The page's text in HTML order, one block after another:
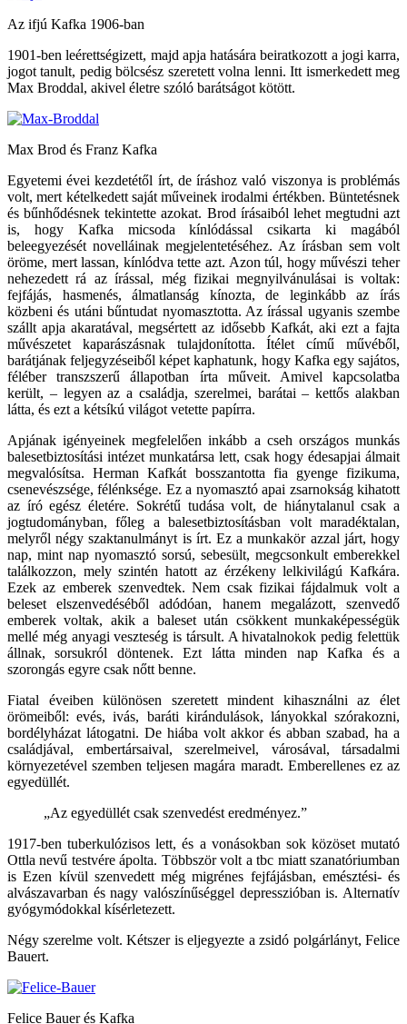
Az ifjú Kafka 1906-ban
1901-ben leérettségizett, majd apja hatására beiratkozott a jogi karra,
jogot tanult, pedig bölcsész szeretett volna lenni. Itt ismerkedett meg
Max Broddal, akivel életre szóló barátságot kötött.
Max Brod és Franz Kafka
Egyetemi évei kezdetétől írt, de íráshoz való viszonya is problémás
volt, mert kételkedett saját műveinek irodalmi értékben. Büntetésnek
és bűnhődésnek tekintette azokat. Brod írásaiból lehet megtudni azt
is, hogy Kafka micsoda kínlódással csikarta ki magából
beleegyezését novelláinak megjelentetéséhez. Az írásban sem volt
öröme, mert lassan, kínlódva tette azt. Azon túl, hogy művészi teher
nehezedett rá az írással, még fizikai megnyilvánulásai is voltak:
fejfájás, hasmenés, álmatlanság kínozta, de leginkább az írás
közbeni és utáni bűntudat nyomasztotta. Az írással ugyanis szembe
szállt apja akaratával, megsértett az idősebb Kafkát, aki ezt a fajta
művészetet kaparászásnak tulajdonította. Ítélet című művéből,
barátjának feljegyzéseiből képet kaphatunk, hogy Kafka egy sajátos,
féléber transzszerű állapotban írta műveit. Amivel kapcsolatba
került, – legyen az a családja, szerelmei, barátai – kettős alakban
látta, és ezt a kétsíkú világot vetette papírra.
Apjának igényeinek megfelelően inkább a cseh országos munkás
balesetbiztosítási intézet munkatársa lett, csak hogy édesapjai álmait
megvalósítsa. Herman Kafkát bosszantotta fia gyenge fizikuma,
csenevészsége, félénksége. Ez a nyomasztó apai zsarnokság kihatott
az író egész életére. Sokrétű tudása volt, de hiánytalanul csak a
jogtudományban, főleg a balesetbiztosításban volt maradéktalan,
melyről négy szaktanulmányt is írt. Ez a munkakör azzal járt, hogy
nap, mint nap nyomasztó sorsú, sebesült, megcsonkult emberekkel
találkozzon, mely szintén hatott az érzékeny lelkivilágú Kafkára.
Ezek az emberek szenvedtek. Nem csak fizikai fájdalmuk volt a
beleset elszenvedéséből adódóan, hanem megalázott, szenvedő
emberek voltak, akik a baleset után csökkent munkaképességük
mellé még anyagi veszteség is társult. A hivatalnokok pedig felettük
állnak, sorsukról döntenek. Ezt látta minden nap Kafka és a
szorongás egyre csak nőtt benne.
Fiatal éveiben különösen szeretett mindent kihasználni az élet
örömeiből: evés, ivás, baráti kirándulások, lányokkal szórakozni,
bordélyházat látogatni. De hiába volt akkor és abban szabad, ha a
családjával, embertársaival, szerelmeivel, városával, társadalmi
környezetével szemben teljesen magára maradt. Emberellenes ez az
egyedüllét.
„Az egyedüllét csak szenvedést eredményez.”
1917-ben tuberkulózisos lett, és a vonásokban sok közöset mutató
Ottla nevű testvére ápolta. Többször volt a tbc miatt szanatóriumban
is Ezen kívül szenvedett még migrénes fejfájásban, emésztési- és
alvászavarban és nagy valószínűséggel depresszióban is. Alternatív
gyógymódokkal kísérletezett.
Négy szerelme volt. Kétszer is eljegyezte a zsidó polgárlányt, Felice
Bauert.
Felice Bauer és Kafka